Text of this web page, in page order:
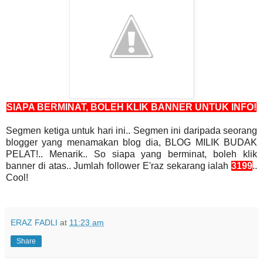
SIAPA BERMINAT, BOLEH KLIK BANNER UNTUK INFO!
Segmen ketiga untuk hari ini.. Segmen ini daripada seorang
blogger yang menamakan blog dia, BLOG MILIK BUDAK
PELAT!.. Menarik.. So siapa yang berminat, boleh klik
banner di atas.. Jumlah follower E'raz sekarang ialah 3199..
Cool!
ERAZ FADLI at 11:23 am
Share